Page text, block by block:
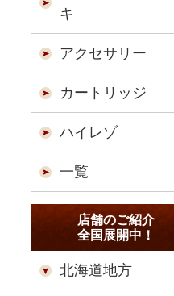
キ
アクセサリー
カートリッジ
ハイレゾ
一覧
店舗のご紹介
全国展開中！
北海道地方